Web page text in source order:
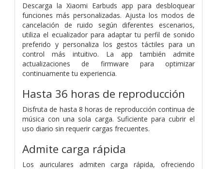
Descarga la Xiaomi Earbuds app para desbloquear
funciones más personalizadas. Ajusta los modos de
cancelación de ruido según diferentes escenarios,
utiliza el ecualizador para adaptar tu perfil de sonido
preferido y personaliza los gestos táctiles para un
control más intuitivo. La app también admite
actualizaciones de firmware para optimizar
continuamente tu experiencia.
Hasta 36 horas de reproducción
Disfruta de hasta 8 horas de reproducción continua de
música con una sola carga. Suficiente para cubrir el
uso diario sin requerir cargas frecuentes.
Admite carga rápida
Los auriculares admiten carga rápida, ofreciendo